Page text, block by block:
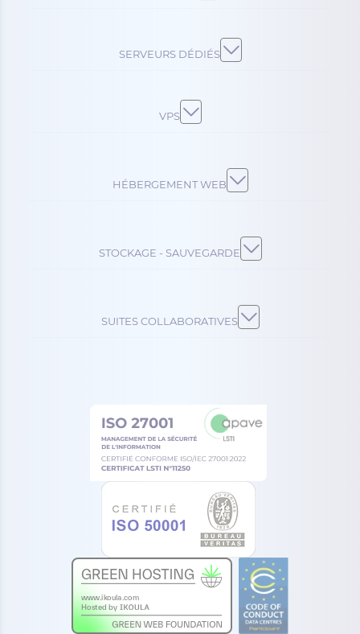
SERVEURS DÉDIÉS
VPS
HÉBERGEMENT WEB
STOCKAGE - SAUVEGARDE
SUITES COLLABORATIVES